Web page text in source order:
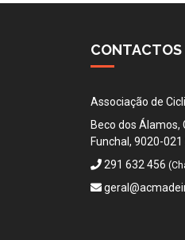
CONTACTOS
Associação de
Beco dos Álamos,
Funchal, 9020-
291 632 456